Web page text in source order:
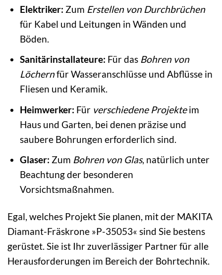
Elektriker: Zum Erstellen von Durchbrüchen
für Kabel und Leitungen in Wänden und
Böden.
Sanitärinstallateure: Für das Bohren von
Löchernfür Wasseranschlüsse und Abflüsse in
Fliesen und Keramik.
Heimwerker: Für verschiedene Projekteim
Haus und Garten, bei denen präzise und
saubere Bohrungen erforderlich sind.
Glaser: Zum Bohren von Glas, natürlich unter
Beachtung der besonderen
Vorsichtsmaßnahmen.
Egal, welches Projekt Sie planen, mit der MAKITA
Diamant-Fräskrone »P-35053« sind Sie bestens
gerüstet. Sie ist Ihr zuverlässiger Partner für alle
Herausforderungen im Bereich der Bohrtechnik.